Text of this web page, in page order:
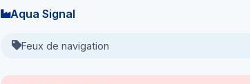
Aqua Signal
Feux de navigation